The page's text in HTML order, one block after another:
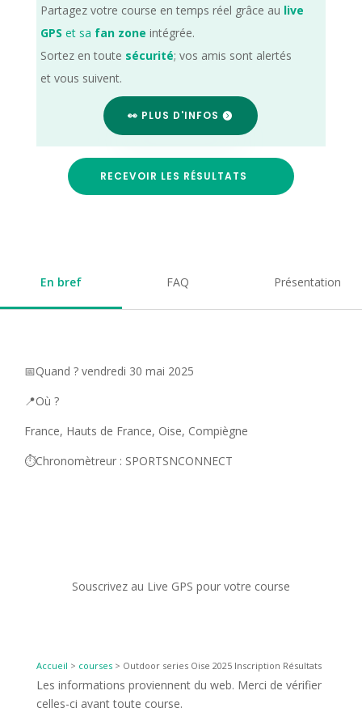
Partagez votre course en temps réel grâce au live
GPS et sa fan zone intégrée.
Sortez en toute sécurité; vos amis sont alertés
et vous suivent.
👀 PLUS D'INFOS
RECEVOIR LES RÉSULTATS
En bref FAQ Présentation
📅Quand ? vendredi 30 mai 2025
📍Où ?
France, Hauts de France, Oise, Compiègne
⏱️Chronomètreur : SPORTSNCONNECT
Souscrivez au Live GPS pour votre course
Accueil > courses> Outdoor series Oise 2025 Inscription Résultats
Les informations proviennent du web. Merci de vérifier
celles-ci avant toute course.